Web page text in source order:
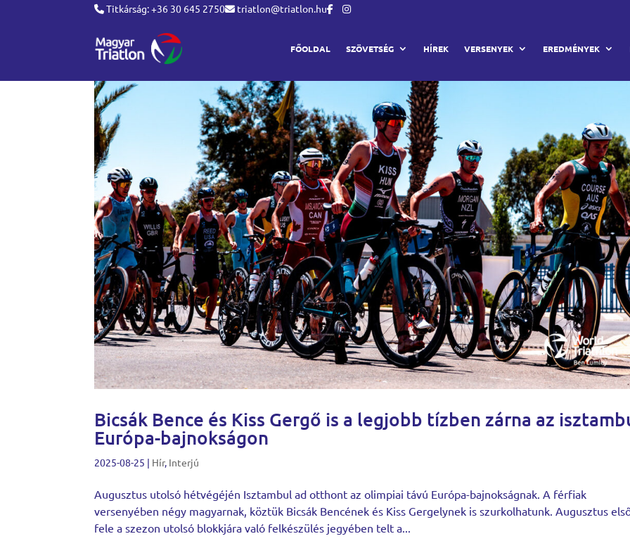
Titkárság: +36 30 645 2750 triatlon@triatlon.hu
FŐOLDAL SZÖVETSÉG HÍREK VERSENYEK EREDMÉNYEK
Bicsák Bence és Kiss Gergő is a legjobb tízben zárna az
Európa-bajnokságon
2025-08-25 | Hír, Interjú
Augusztus utolsó hétvégéjén Isztambul ad otthont az olimpiai távú Európa-bajnokságnak. A férfiak
versenyében négy magyarnak, köztük Bicsák Bencének és Kiss Gergelynek is szurkolhatunk. Augusztus
fele a szezon utolsó blokkjára való felkészülés jegyében telt a...